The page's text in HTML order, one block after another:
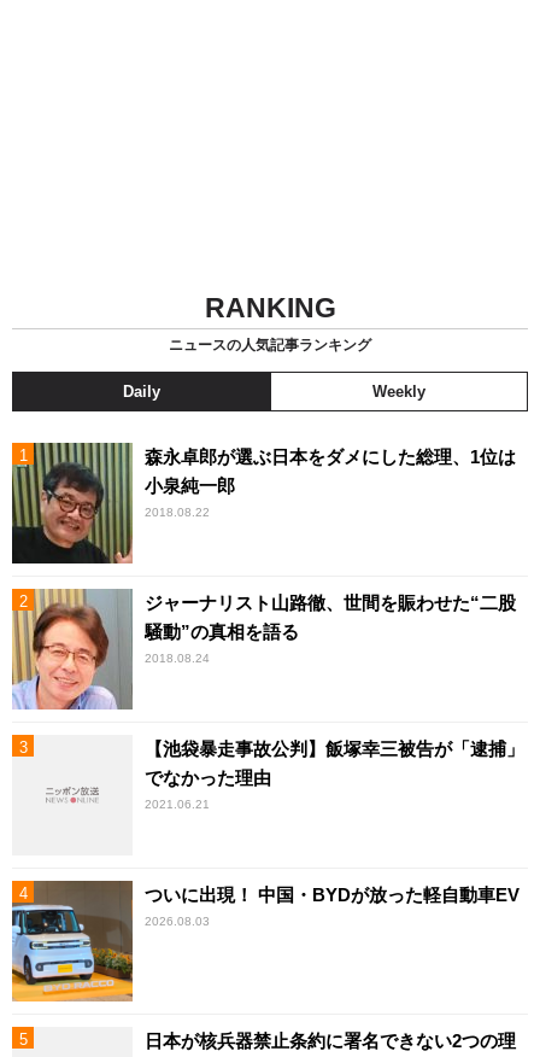
RANKING
ニュースの人気記事ランキング
Daily Weekly
森永卓郎が選ぶ日本をダメにした総理、1位は
小泉純一郎
2018.08.22
ジャーナリスト山路徹、世間を賑わせた“二股
騒動”の真相を語る
2018.08.24
【池袋暴走事故公判】飯塚幸三被告が「逮捕」
でなかった理由
2021.06.21
ついに出現！ 中国・BYDが放った軽自動車EV
2026.08.03
日本が核兵器禁止条約に署名できない2つの理